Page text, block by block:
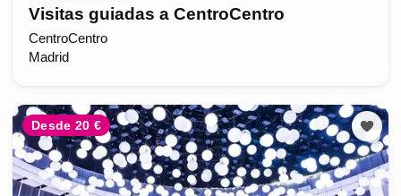
Visitas guiadas a CentroCentro
CentroCentro
Madrid
Desde 20 €